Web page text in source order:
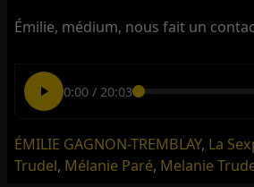
Émilie, médium, nous fait un
0:00/ 20:03
ÉMILIE GAGNON-TREMBLAY, La
Trudel, Mélanie Paré, Melanie